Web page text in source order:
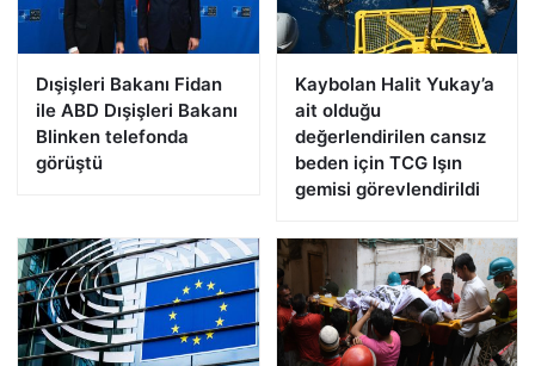
Dışişleri Bakanı Fidan
ile ABD Dışişleri Bakanı
Blinken telefonda
görüştü
Kaybolan Halit Yukay’a
ait olduğu
değerlendirilen cansız
beden için TCG Işın
gemisi görevlendirildi